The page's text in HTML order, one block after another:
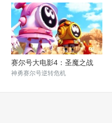
赛尔号大电影4：圣魔之战
神勇赛尔号逆转危机